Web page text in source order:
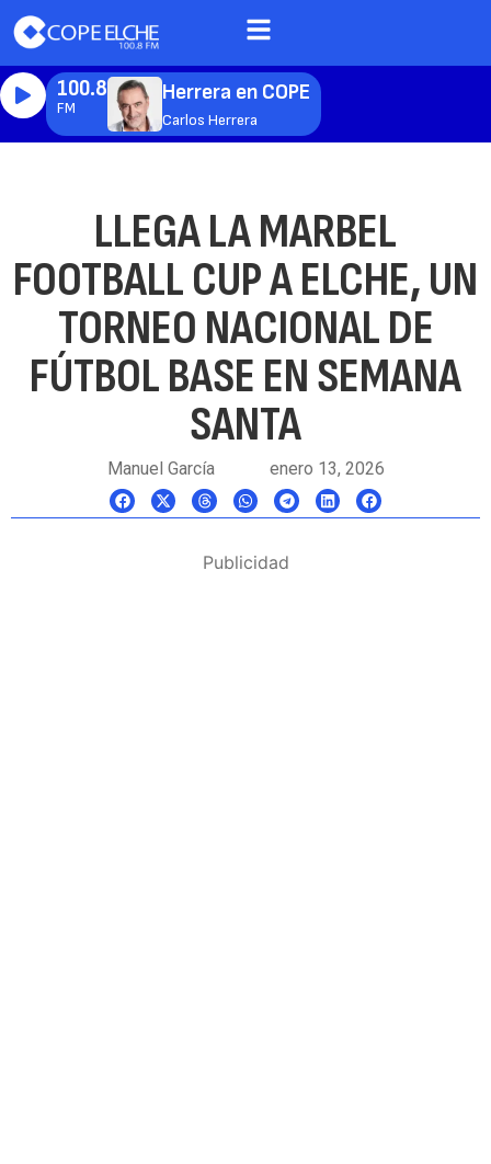
100.8
FM
Herrera en COPE
Carlos Herrera
LLEGA LA MARBEL
FOOTBALL CUP A ELCHE, UN
TORNEO NACIONAL DE
FÚTBOL BASE EN SEMANA
SANTA
Manuel García enero 13, 2026
Publicidad